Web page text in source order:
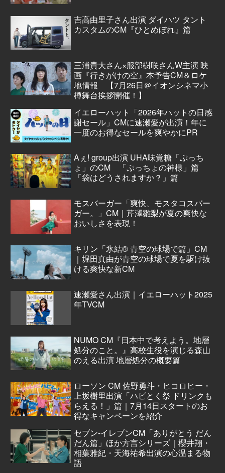
吉高由里子さん出演 ダイハツ タント
カスタムのCM『ひとめぼれ』篇
三浦貴大さん×服部樹咲さんW主演 映
画『行きがけの空』本予告CM＆ロケ
地情報 【7月26日＠イオンシネマ小
樽舞台挨拶開催！】
イエローハット「2026年ハットの日感
謝セール」CMに速瀬愛が出演！年に
一度のお得なセールを爽やかにPR
Aぇ! group出演 UHA味覚糖「ぷっち
ょ」のCM 「ぷっちょの神様」篇
「袋はどうされますか？」篇
モスバーガー「爽快、モスタコスバー
ガー。」CM｜芹澤雛梨が夏の爽快な
おいしさを表現！
キリン「氷結® 青空の球場で篇」CM
｜堀田真由が青空の球場で夏を駆け抜
ける爽快な新CM
速瀬愛さん出演｜イエローハット2025
年TVCM
NUMO CM『日本中で考えよう。地層
処分のこと。』高校生役を演じる森山
のえる出演 地層処分の概要篇
ローソン CM 佐野勇斗・ヒコロヒー・
上坂樹里出演「ハピとく祭 ドリンクも
らえる！」篇｜7月14日スタートのお
得なキャンペーンを紹介
セブン‐イレブンCM「ありがとう だん
だん篇」ほか方言シリーズ｜櫻井翔・
相葉雅紀・天海祐希出演の心温まる物
語